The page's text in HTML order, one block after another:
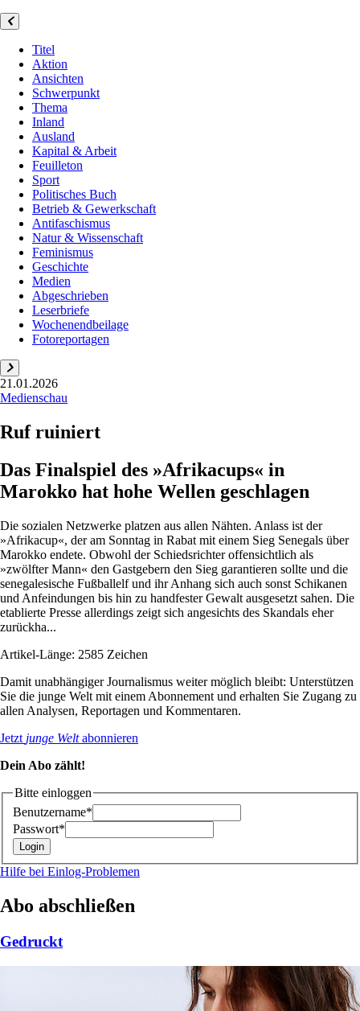
Titel
Aktion
Ansichten
Schwerpunkt
Thema
Inland
Ausland
Kapital & Arbeit
Feuilleton
Sport
Politisches Buch
Betrieb & Gewerkschaft
Antifaschismus
Natur & Wissenschaft
Feminismus
Geschichte
Medien
Abgeschrieben
Leserbriefe
Wochenendbeilage
Fotoreportagen
21.01.2026
Medienschau
Ruf ruiniert
Das Finalspiel des »Afrikacups« in
Marokko hat hohe Wellen geschlagen
Die sozialen Netzwerke platzen aus allen Nähten. Anlass ist der
»Afrikacup«, der am Sonntag in Rabat mit einem Sieg Senegals über
Marokko endete. Obwohl der Schiedsrichter offensichtlich als
»zwölfter Mann« den Gastgebern den Sieg garantieren sollte und die
senegalesische Fußballelf und ihr Anhang sich auch sonst Schikanen
und Anfeindungen bis hin zu handfester Gewalt ausgesetzt sahen. Die
etablierte Presse allerdings zeigt sich angesichts des Skandals eher
zurückha...
Artikel-Länge: 2585 Zeichen
Damit unabhängiger Journalismus weiter möglich bleibt: Unterstützen
Sie die junge Welt mit einem Abonnement und erhalten Sie Zugang zu
allen Analysen, Reportagen und Kommentaren.
Jetzt junge Weltabonnieren
Dein Abo zählt!
Bitte einloggen
Benutzername*
Passwort*
Hilfe bei Einlog-Problemen
Abo abschließen
Gedruckt